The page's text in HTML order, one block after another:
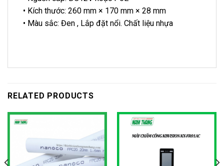
• Kích thước: 260 mm × 170 mm × 28 mm
• Màu sắc: Đen , Lắp đặt nổi. Chất liệu nhựa
RELATED PRODUCTS